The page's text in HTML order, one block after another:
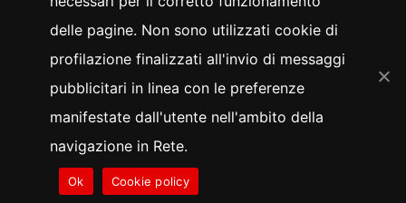
YouTube
Facebook
Instagram
LinkedIn
Twitter
Whistleblowing
Privacy
delle pagine. Non sono utilizzati cookie di
profilazione finalizzati all'invio di messaggi
pubblicitari in linea con le preferenze
manifestate dall'utente nell'ambito della
navigazione in Rete.
Ok Cookie policy